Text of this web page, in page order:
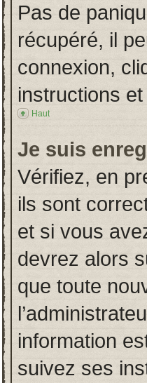
Pas de
récupéré, il
connexion,
instructions
Haut
Je suis
Vérifiez, en
ils sont
et si vous
devrez alors
que toute
information
suivez ses